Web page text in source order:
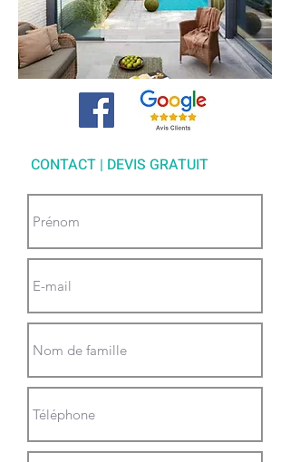
CONTACT | DEVIS GRATUIT